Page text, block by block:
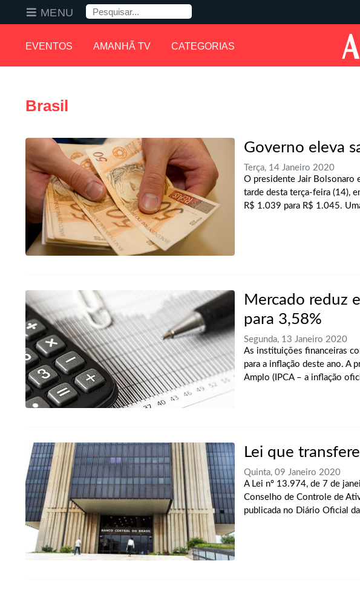
EVENTOS AMANHÃ TV CATEGORIAS
MENU Pesquisa
Brasil
Governo eleva
Terça, 14 Janeiro 2020
O presidente Jair Bolsonaro
tarde desta terça-feira (14),
R$ 1.039 para R$ 1.045.
Mercado reduz
para 3,58%
Segunda, 13 Janeiro 2020
As instituições financeiras
para a inflação deste ano. A
Amplo (IPCA – a inflação
Lei que
Quinta, 09 Janeiro 2020
A Lei nº 13.974, de 7 de
Conselho de Controle de
publicada no Diário Oficial